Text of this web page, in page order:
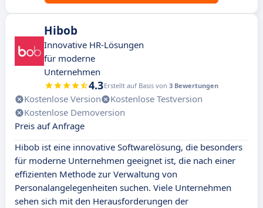
Hibob
Innovative HR-Lösungen
für moderne
Unternehmen
4.3Erstellt auf Basis von 3 Bewertungen
Kostenlose Version
Kostenlose Testversion
Kostenlose Demoversion
Preis auf Anfrage
Hibob ist eine innovative Softwarelösung, die besonders
für moderne Unternehmen geeignet ist, die nach einer
effizienten Methode zur Verwaltung von
Personalangelegenheiten suchen. Viele Unternehmen
sehen sich mit den Herausforderungen der